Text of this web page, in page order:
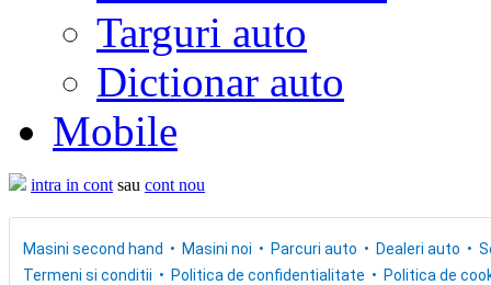
Targuri auto
Dictionar auto
Mobile
intra in cont sau cont nou
Masini second hand Masini noi Parcuri auto Dealeri auto
Termeni si conditii
Politica de confidentialitate Politica de